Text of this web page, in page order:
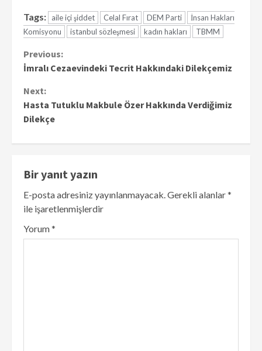
Tags: aile içi şiddet Celal Fırat DEM Parti
İnsan Hakları
Komisyonu
istanbul sözleşmesi kadın hakları TBMM
Continue
Previous:
İmralı Cezaevindeki Tecrit Hakkındaki Dilekçemiz
Next:
Hasta Tutuklu Makbule Özer Hakkında Verdiğimiz
Dilekçe
Bir yanıt yazın
E-posta adresiniz yayınlanmayacak.Gerekli alanlar*
ile işaretlenmişlerdir
Yorum*